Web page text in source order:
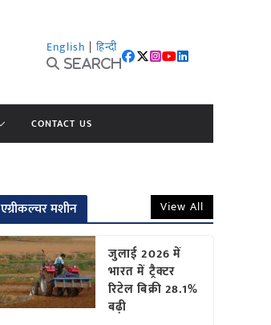
English | हिन्दी
Search
CONTACT US
एग्रीकल्चर मशीन View All
जुलाई 2026 में
भारत में ट्रैक्टर
रिटेल बिक्री 28.1%
बढ़ी